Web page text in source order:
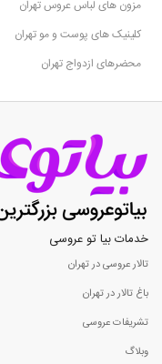
مزون های لباس عروس تهران
کلینیک های پوست و مو تهران
محضرهای ازدواج تهران
خدمات بیا تو عروسی
تالار عروسی در تهران
باغ تالار در تهران
تشریفات عروسی
وبلاگ